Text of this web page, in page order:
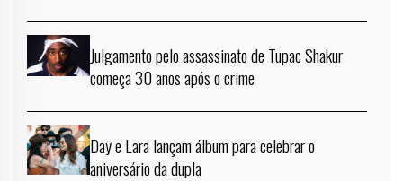
Julgamento pelo assassinato de Tupac Shakur
começa 30 anos após o crime
Day e Lara lançam álbum para celebrar o
aniversário da dupla